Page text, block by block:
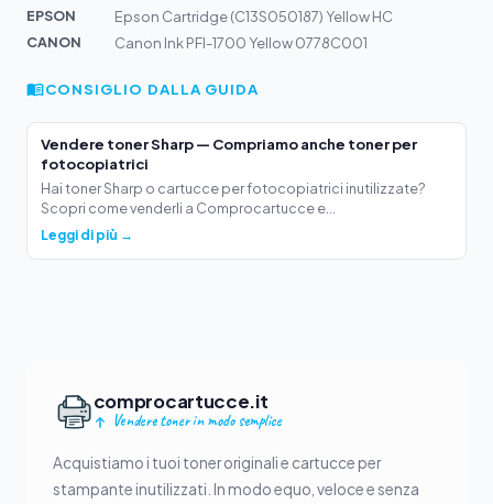
EPSON
Epson Cartridge (C13S050187) Yellow HC
CANON
Canon Ink PFI-1700 Yellow 0778C001
CONSIGLIO DALLA GUIDA
Vendere toner Sharp — Compriamo anche toner per
fotocopiatrici
Hai toner Sharp o cartucce per fotocopiatrici inutilizzate?
Scopri come venderli a Comprocartucce e...
Leggi di più →
comprocartucce.it
Vendere toner in modo semplice
Acquistiamo i tuoi toner originali e cartucce per
stampante inutilizzati. In modo equo, veloce e senza